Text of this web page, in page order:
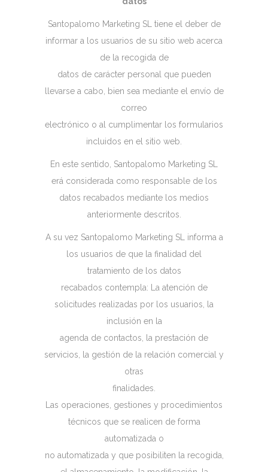
Santopalomo Marketing SL tiene el deber de
informar a los usuarios de su sitio web acerca
de la recogida de
datos de carácter personal que pueden
llevarse a cabo, bien sea mediante el envío de
correo
electrónico o al cumplimentar los formularios
incluidos en el sitio web.
En este sentido, Santopalomo Marketing SL
erá considerada como responsable de los
datos recabados mediante los medios
anteriormente descritos.
A su vez Santopalomo Marketing SL informa a
los usuarios de que la finalidad del
tratamiento de los datos
recabados contempla: La atención de
solicitudes realizadas por los usuarios, la
inclusión en la
agenda de contactos, la prestación de
servicios, la gestión de la relación comercial y
otras
finalidades.
Las operaciones, gestiones y procedimientos
técnicos que se realicen de forma
automatizada o
no automatizada y que posibiliten la recogida,